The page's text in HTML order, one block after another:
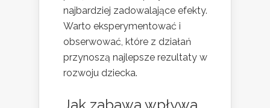
najbardziej zadowalające efekty.
Warto eksperymentować i
obserwować, które z działań
przynoszą najlepsze rezultaty w
rozwoju dziecka.